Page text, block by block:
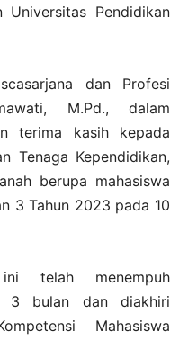
Pendidikan
dan Profesi
M.Pd., dalam
terima kasih kepada
Tenaga Kependidikan,
berupa mahasiswa
3 Tahun 2023 pada 10
ini telah menempuh
3 bulan dan diakhiri
Mahasiswa